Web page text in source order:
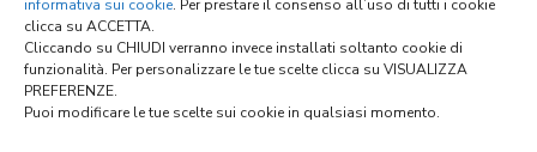
informativa sui cookie. Per prestare il consenso all’uso di tutti i cookie
clicca su ACCETTA.
Cliccando su CHIUDI verranno invece installati soltanto cookie di
funzionalità. Per personalizzare le tue scelte clicca su VISUALIZZA
PREFERENZE.
Puoi modificare le tue scelte sui cookie in qualsiasi momento.